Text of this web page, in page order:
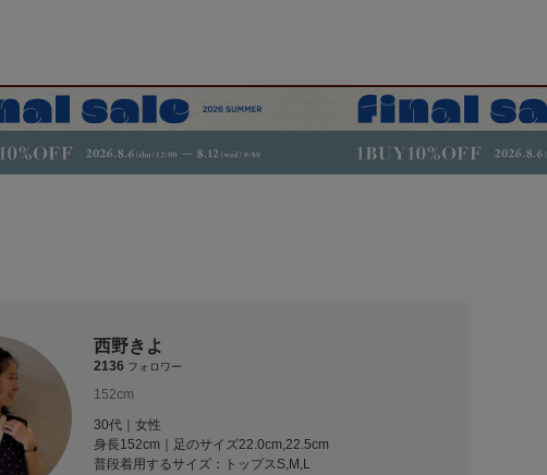
西野きよ
2136 フォロワー
152cm
30代｜女性
身長152cm｜足のサイズ22.0cm,22.5cm
普段着用するサイズ：
トップスS,M,L